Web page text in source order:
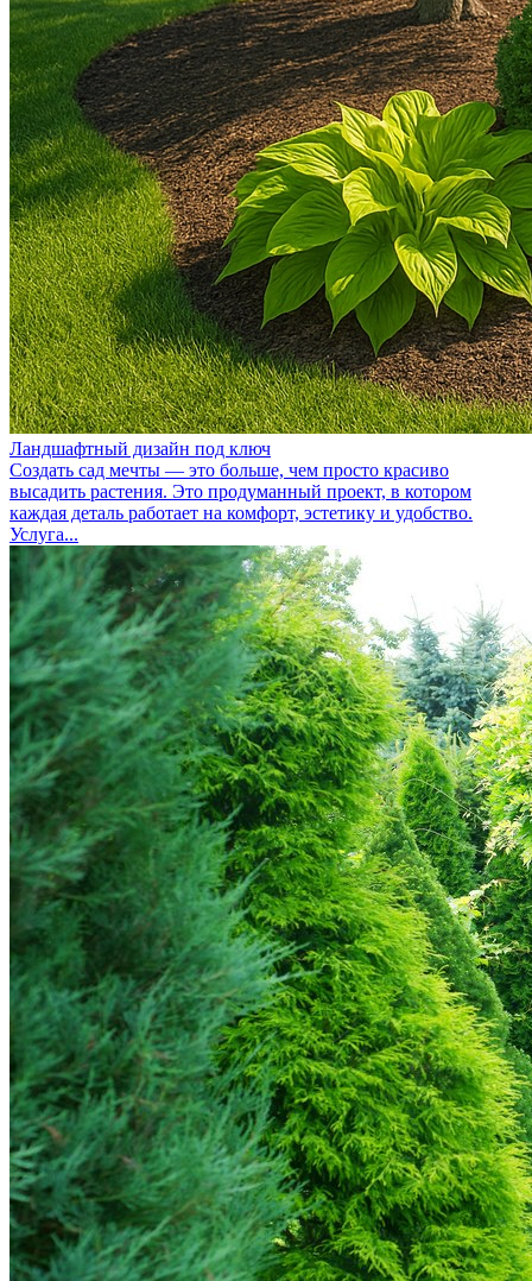
Ландшафтный дизайн под ключ
Создать сад мечты — это больше, чем просто красиво
высадить растения. Это продуманный проект, в котором
каждая деталь работает на комфорт, эстетику и удобство.
Услуга...